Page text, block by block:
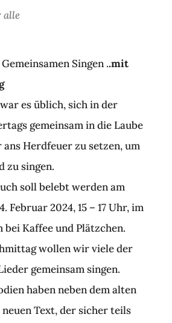
alle
Singen ..mit
es üblich, sich in der
gemeinsam in die Laube
Herdfeuer zu setzen, um
zu singen.
soll belebt werden am
Februar 2024, 15 – 17 Uhr, im
Kaffee und Plätzchen.
wollen wir viele der
gemeinsam singen.
haben neben dem alten
Text, der sicher teils